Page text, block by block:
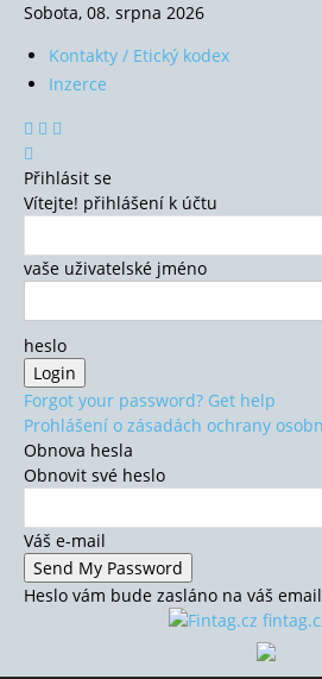
Sobota, 08. srpna 2026
Kontakty / Etický kodex
Inzerce
Přihlásit se
Vítejte! přihlášení k účtu
vaše uživatelské jméno
heslo
Forgot your password? Get help
Prohlášení o zásadách ochrany
Obnova hesla
Obnovit své heslo
Váš e-mail
Heslo vám bude zasláno na váš email